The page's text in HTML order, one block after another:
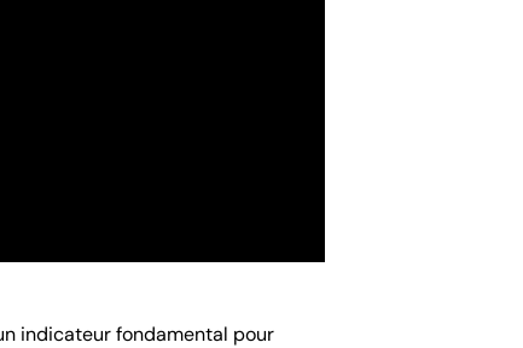
indicateur fondamental pour